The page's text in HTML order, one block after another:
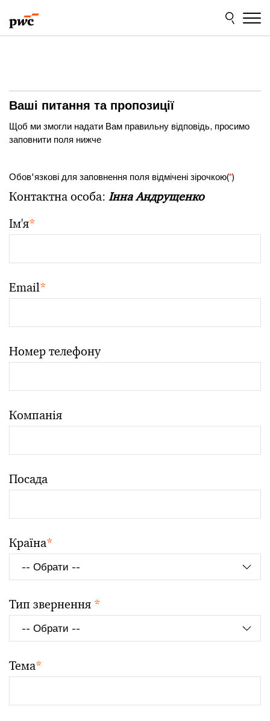
to
content
to
footer
Ваші питання та пропозиції
Щоб ми змогли надати Вам правильну відповідь, просимо
заповнити поля нижче
Обов'язкові для заповнення поля відмічені зірочкою(*)
Контактна особа: Інна Андрущенко
Ім'я*
Email*
Номер телефону
Компанія
Посада
Країна*
Тип звернення *
Тема*